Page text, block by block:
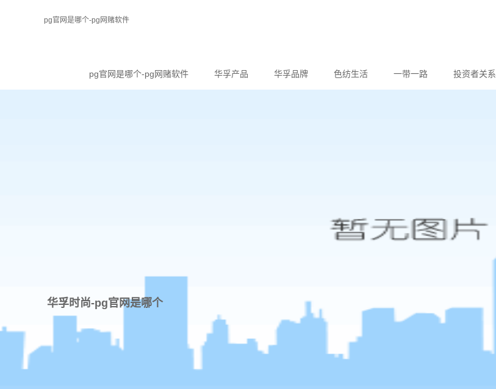
pg官网是哪个-pg网赌软件
pg官网是哪个-pg网赌软件 华孚产品 华孚品牌 色纺生活 一带一路 投资者关系
华孚时尚-pg官网是哪个